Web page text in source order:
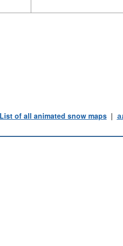
List of all animated snow maps|